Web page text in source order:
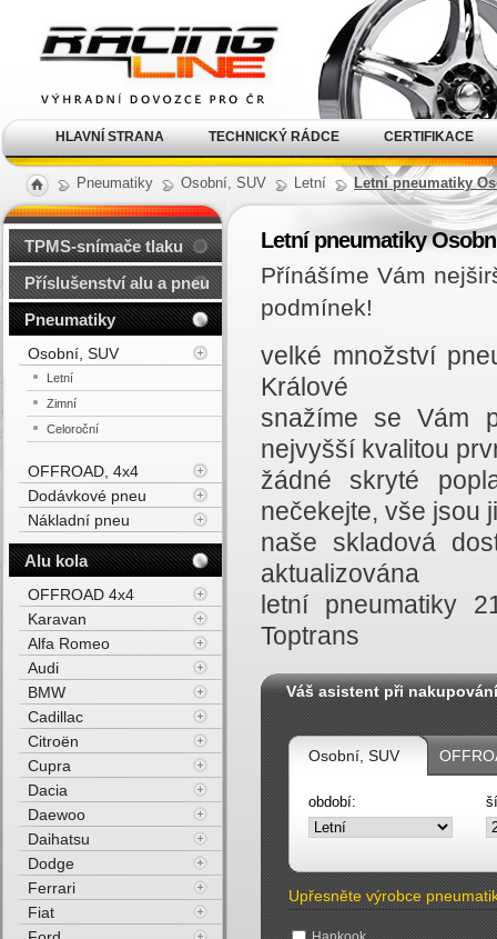
Pneumatiky Osobní, SUV Letní Letní pneumatiky
Letní pneumatiky
Přínášíme Vám
podmínek!
velké množství
Králové
snažíme se Vám
nejvyšší kvalitou
žádné skryté
nečekejte, vše jsou
naše skladová
aktualizována
letní pneumatiky
Toptrans
Váš asistent při nakupování
Osobní, SUV
období:
Upřesněte výrobce
TPMS-snímače tlaku
Příslušenství alu a pneu
Pneumatiky
Osobní, SUV
Letní
Zimní
Celoroční
OFFROAD, 4x4
Dodávkové pneu
Nákladní pneu
Alu kola
OFFROAD 4x4
Karavan
Alfa Romeo
Audi
BMW
Cadillac
Citroën
Cupra
Dacia
Daewoo
Daihatsu
Dodge
Ferrari
Fiat
kola Racing Line
HLAVNÍ STRANA TECHNICKÝ RÁDCE CERTIFIKACE